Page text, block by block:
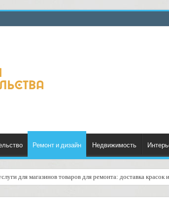
Ремонт и дизайн Недвижимость
для магазинов товаров для ремонта: доставка красок
доставку с учётом времени начала и окончания